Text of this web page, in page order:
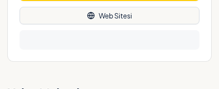
Web Sitesi